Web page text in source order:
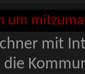
um
mit